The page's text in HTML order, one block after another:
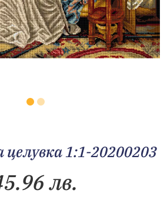
1:1-20200203
лв.